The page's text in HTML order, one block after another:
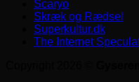
Scaryo
Skræk og Rædsel
Superkultur.dk
The Internet